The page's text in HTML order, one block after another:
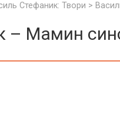
Стефаник: Твори >
– Мамин